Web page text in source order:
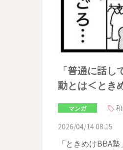
「普通に話
動とは＜とき
マンガ
2026/04/14 08:15
「ときめけBBA